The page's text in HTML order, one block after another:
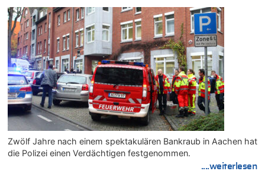
Zwölf Jahre nach einem spektakulären Bankraub in Aachen hat
die Polizei einen Verdächtigen festgenommen.
....weiterlesen